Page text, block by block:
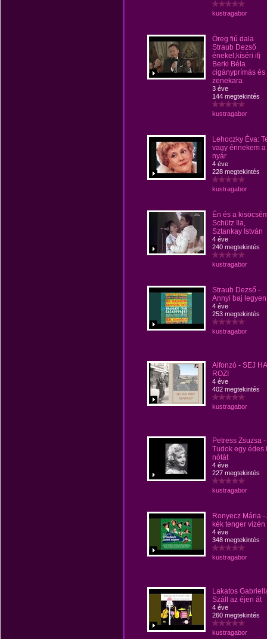
kustragabor
Öreg fiú dala
Straub Dezső
énekel,kíséri ifj
Berki Béla
cigányprímás és
zenekara
3 éve
144 megtekintés
kustragabor
Lehoczky Éva:
vagy énnekem a
nyár
4 éve
228 megtekintés
kustragabor
Én és a
Schütz Ila,
Sztankay István
4 éve
240 megtekintés
kustragabor
Straub Dezső -
Annyi baj legyen
4 éve
253 megtekintés
kustragabor
Alfonzó - SEJ
ROZI
4 éve
402 megtekintés
kustragabor
Petress Zsuzsa -
Tudok egy édes
nótát
4 éve
227 megtekintés
kustragabor
Ronyecz Mária -
kék tenger vizén
4 éve
348 megtekintés
kustragabor
Lakatos
Száll az éjen át
4 éve
260 megtekintés
kustragabor